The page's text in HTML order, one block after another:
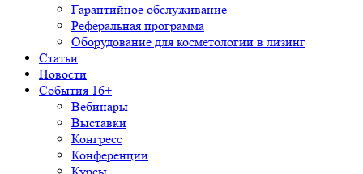
Гарантийное обслуживание
Реферальная программа
Оборудование для косметологии в лизинг
Статьи
Новости
События 16+
Вебинары
Выставки
Конгресс
Конференции